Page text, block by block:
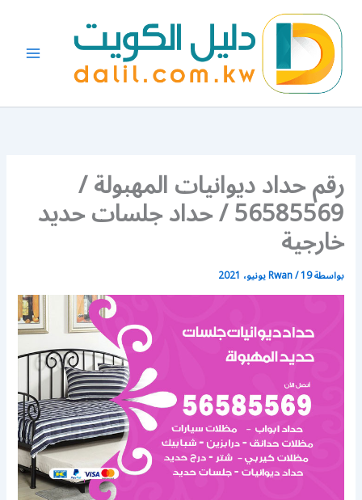
المحتوى
رقم حداد ديوانيات المهبولة /
56585569 / حداد جلسات حديد
خارجية
بواسطة Rwan/19 يونيو، 2021